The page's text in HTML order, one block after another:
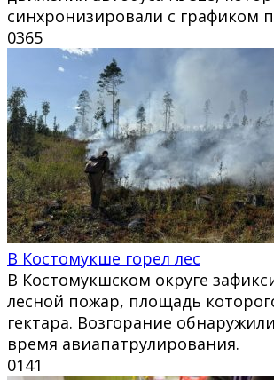
синхронизировали с графиком
0365
В Костомукше горел лес
В Костомукшском округе
лесной пожар, площадь
гектара. Возгорание
время авиапатрулирования.
0141